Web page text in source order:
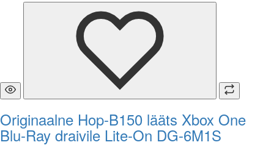
Originaalne Hop-B150 lääts Xbox One
Blu-Ray draivile Lite-On DG-6M1S